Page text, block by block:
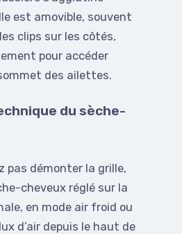
est amovible, souvent
clips sur les côtés,
pour accéder
des ailettes.
du sèche-
pas démonter la grille,
cheveux réglé sur la
en mode air froid ou
d’air depuis le haut de